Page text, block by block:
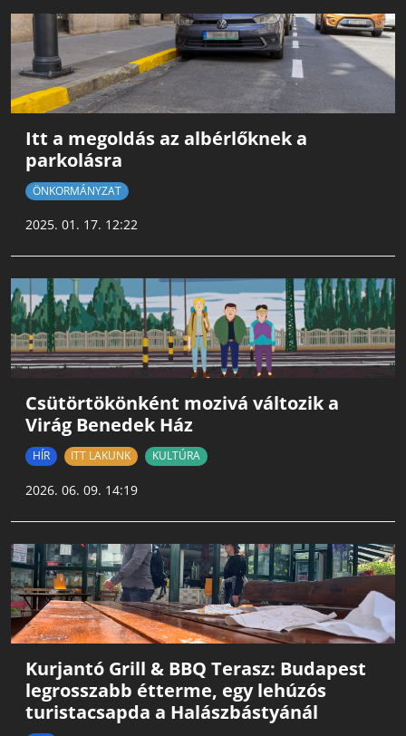
Itt a megoldás az albérlőknek a
parkolásra
ÖNKORMÁNYZAT
2025. 01. 17. 12:22
Csütörtökönként mozivá változik a
Virág Benedek Ház
HÍR ITT LAKUNK KULTÚRA
2026. 06. 09. 14:19
Kurjantó Grill & BBQ Terasz: Budapest
legrosszabb étterme, egy lehúzós
turistacsapda a Halászbástyánál